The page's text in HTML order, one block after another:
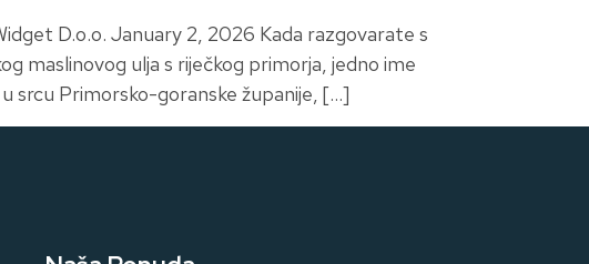
D.o.o. January 2, 2026 Kada razgovarate s
maslinovog ulja s riječkog primorja, jedno ime
srcu Primorsko-goranske županije, […]